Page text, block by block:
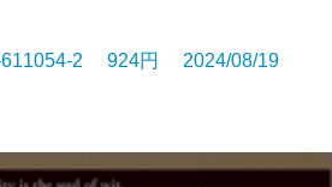
2 924円 2024/08/19